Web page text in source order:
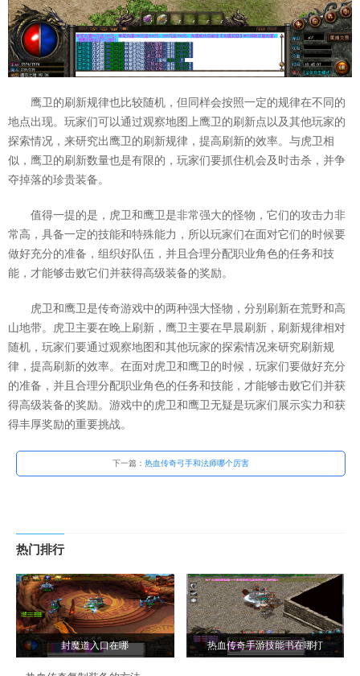
鹰卫的刷新规律也比较随机，但同样会按照一定的规律在不同的
地点出现。玩家们可以通过观察地图上鹰卫的刷新点以及其他玩家的
探索情况，来研究出鹰卫的刷新规律，提高刷新的效率。与虎卫相
似，鹰卫的刷新数量也是有限的，玩家们要抓住机会及时击杀，并争
夺掉落的珍贵装备。
值得一提的是，虎卫和鹰卫是非常强大的怪物，它们的攻击力非
常高，具备一定的技能和特殊能力，所以玩家们在面对它们的时候要
做好充分的准备，组织好队伍，并且合理分配职业角色的任务和技
能，才能够击败它们并获得高级装备的奖励。
虎卫和鹰卫是传奇游戏中的两种强大怪物，分别刷新在荒野和高
山地带。虎卫主要在晚上刷新，鹰卫主要在早晨刷新，刷新规律相对
随机，玩家们要通过观察地图和其他玩家的探索情况来研究刷新规
律，提高刷新的效率。在面对虎卫和鹰卫的时候，玩家们要做好充分
的准备，并且合理分配职业角色的任务和技能，才能够击败它们并获
得高级装备的奖励。游戏中的虎卫和鹰卫无疑是玩家们展示实力和获
得丰厚奖励的重要挑战。
下一篇： 热血传奇弓手和法师哪个厉害
热门排行
封魔道入口在哪 热血传奇手游技能书在哪打